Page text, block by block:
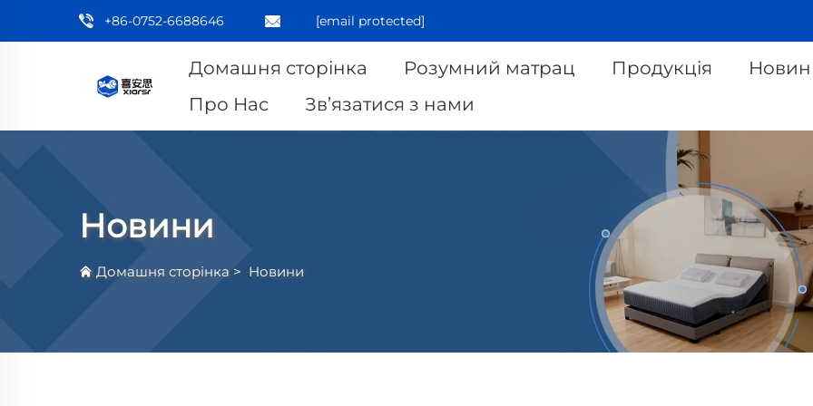
+86-0752-6688646 [email protected]
Домашня сторінка Розумний матрац Продукція
Про Нас
Зв’язатися з нами
Новини
Домашня сторінка > Новини